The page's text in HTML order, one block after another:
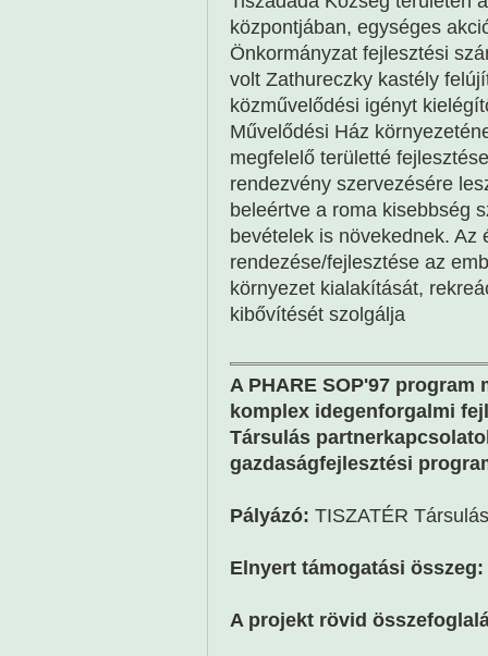
központjában, egységes
Önkormányzat fejlesztési
volt Zathureczky kastély
közművelődési igényt
Művelődési Ház
megfelelő területté
rendezvény szervezésére
beleértve a roma kisebbség
bevételek is növekednek. Az
rendezése/fejlesztése az
környezet kialakítását,
kibővítését szolgálja
A PHARE SOP'97
komplex idegenforgalmi
Társulás
gazdaságfejlesztési
Pályázó: TISZATÉR Társulás
Elnyert támogatási összeg:
A projekt rövid